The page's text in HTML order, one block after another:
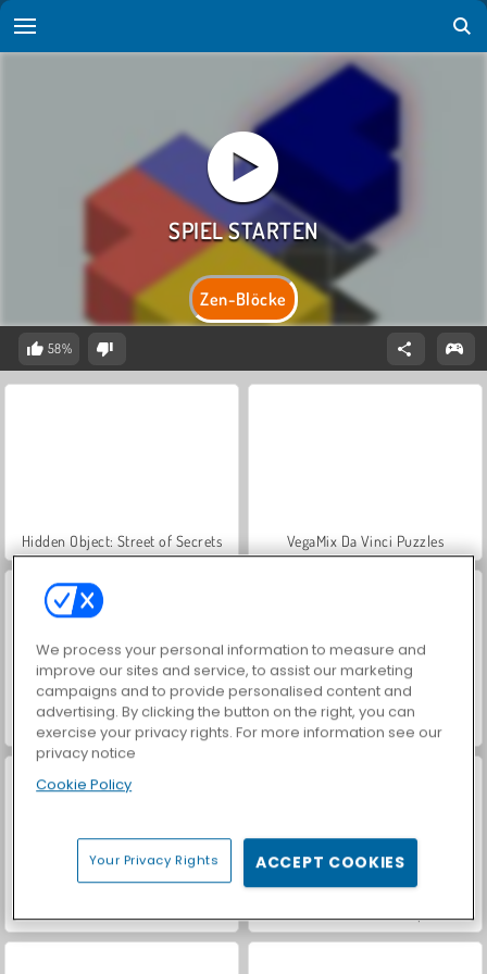
Zen-Blöcke
58%
Hidden Object: Street of Secrets VegaMix Da Vinci Puzzles
Casino World Car Parking City Duel
We process your personal information to measure and
improve our sites and service, to assist our marketing
campaigns and to provide personalised content and
advertising. By clicking the button on the right, you can
exercise your privacy rights. For more information see our
privacy notice
Cookie Policy
Your Privacy Rights ACCEPT COOKIES